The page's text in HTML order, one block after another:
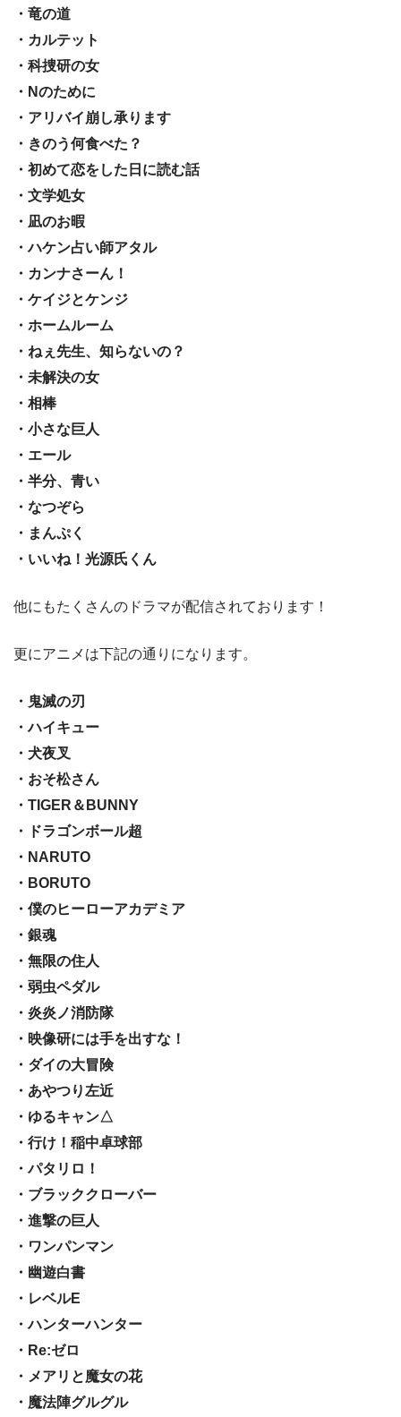
・竜の道
・カルテット
・科捜研の女
・Nのために
・アリバイ崩し承ります
・きのう何食べた？
・初めて恋をした日に読む話
・文学処女
・凪のお暇
・ハケン占い師アタル
・カンナさーん！
・ケイジとケンジ
・ホームルーム
・ねぇ先生、知らないの？
・未解決の女
・相棒
・小さな巨人
・エール
・半分、青い
・なつぞら
・まんぷく
・いいね！光源氏くん
他にもたくさんのドラマが配信されております！
更にアニメは下記の通りになります。
・鬼滅の刃
・ハイキュー
・犬夜叉
・おそ松さん
・TIGER＆BUNNY
・ドラゴンボール超
・NARUTO
・BORUTO
・僕のヒーローアカデミア
・銀魂
・無限の住人
・弱虫ペダル
・炎炎ノ消防隊
・映像研には手を出すな！
・ダイの大冒険
・あやつり左近
・ゆるキャン△
・行け！稲中卓球部
・パタリロ！
・ブラッククローバー
・進撃の巨人
・ワンパンマン
・幽遊白書
・レベルE
・ハンターハンター
・Re:ゼロ
・メアリと魔女の花
・魔法陣グルグル